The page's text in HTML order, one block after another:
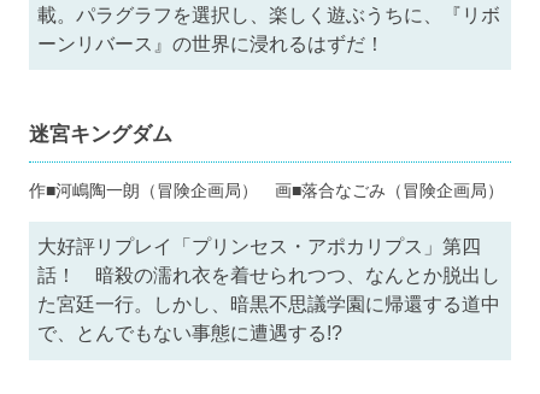
載。パラグラフを選択し、楽しく遊ぶうちに、『リボ
ーンリバース』の世界に浸れるはずだ！
迷宮キングダム
作■河嶋陶一朗（冒険企画局） 画■落合なごみ（冒険企画局）
大好評リプレイ「プリンセス・アポカリプス」第四
話！ 暗殺の濡れ衣を着せられつつ、なんとか脱出し
た宮廷一行。しかし、暗黒不思議学園に帰還する道中
で、とんでもない事態に遭遇する!?